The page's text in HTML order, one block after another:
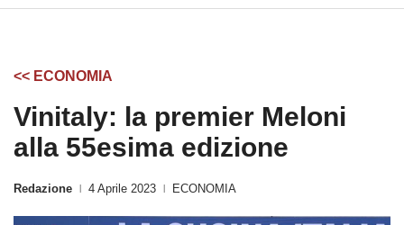
<< ECONOMIA
Vinitaly: la premier Meloni
alla 55esima edizione
Redazione 4 Aprile 2023 ECONOMIA